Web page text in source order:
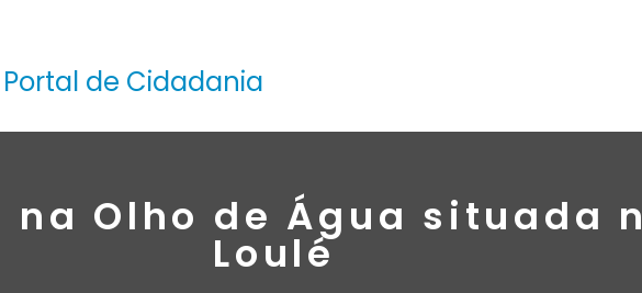
Portal de Cidadania
Olho de Água situada
Loulé